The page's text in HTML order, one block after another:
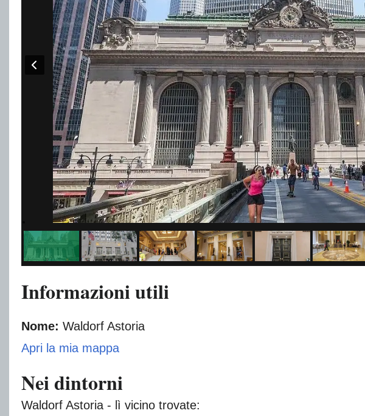
Informazioni utili
Nome: Waldorf Astoria
Apri la mia mappa
Nei dintorni
Waldorf Astoria - lì vicino trovate: